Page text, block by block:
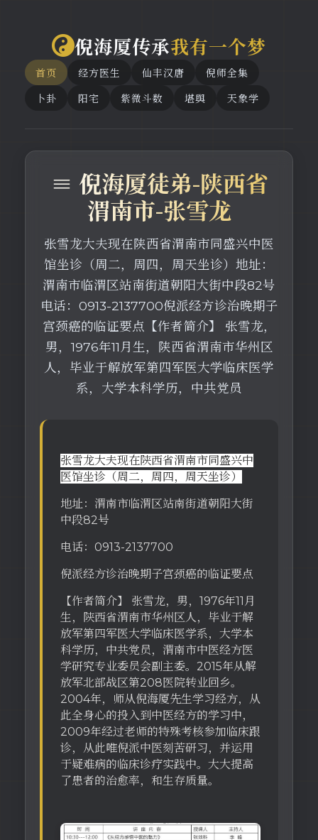
倪海厦传承我有一个梦
首页 经方医生 仙丰汉唐
倪师全集
卜卦
阳宅 紫微斗数 堪舆 天象学
≡ 倪海厦徒弟-陕西省
渭南市-张雪龙
张雪龙大夫现在陕西省渭南市同盛兴中医
馆坐诊（周二，周四，周天坐诊）地址：
渭南市临渭区站南街道朝阳大街中段82号
电话：0913-2137700倪派经方诊治晚期子
宫颈癌的临证要点【作者简介】 张雪龙，
男，1976年11月生，陕西省渭南市华州区
人，毕业于解放军第四军医大学临床医学
系，大学本科学历，中共党员
张雪龙大夫现在陕西省渭南市同盛兴中
医馆坐诊（周二，周四，周天坐诊）
地址：渭南市临渭区站南街道朝阳大街
中段82号
电话：0913-2137700
倪派经方诊治晚期子宫颈癌的临证要点
【作者简介】 张雪龙，男，1976年11月
生，陕西省渭南市华州区人，毕业于解
放军第四军医大学临床医学系，大学本
科学历，中共党员，渭南市中医经方医
学研究专业委员会副主委。2015年从解
放军北部战区第208医院转业回乡。
2004年，师从倪海厦先生学习经方，从
此全身心的投入到中医经方的学习中，
2009年经过老师的特殊考核参加临床跟
诊，从此唯倪派中医刻苦研习，并运用
于疑难病的临床诊疗实践中。大大提高
了患者的治愈率，和生存质量。